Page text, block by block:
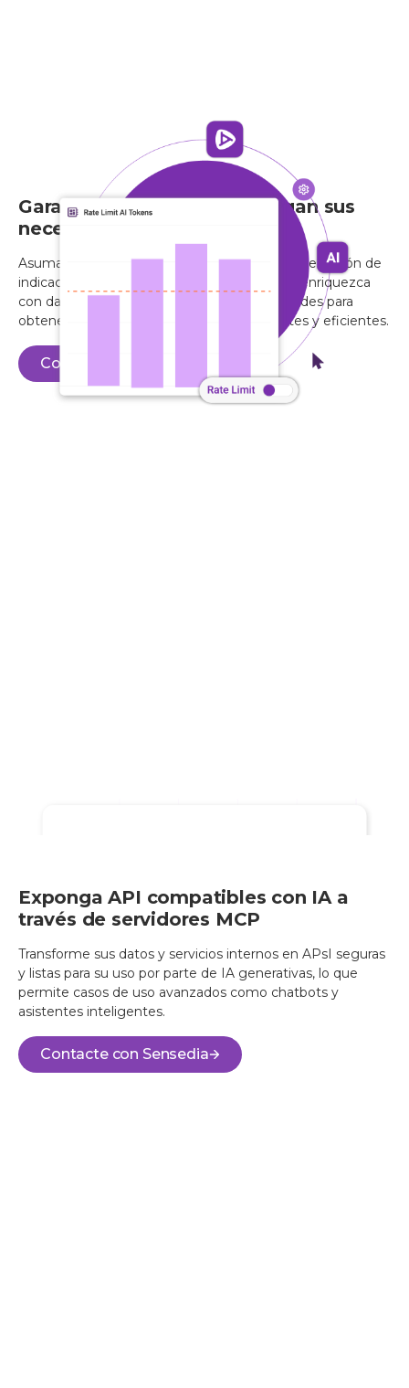
Garantice que sus IA satisfagan sus
necesidades empresariales
Asuma el control total del flujo de IA con la mediación de
indicaciones. Filtre información confidencial, enriquezca
con datos comerciales y optimice las solicitudes para
obtener respuestas más seguras, inteligentes y eficientes.
Contacte con Sensedia
Exponga API compatibles con IA a
través de servidores MCP
Transforme sus datos y servicios internos en APsI seguras
y listas para su uso por parte de IA generativas, lo que
permite casos de uso avanzados como chatbots y
asistentes inteligentes.
Contacte con Sensedia